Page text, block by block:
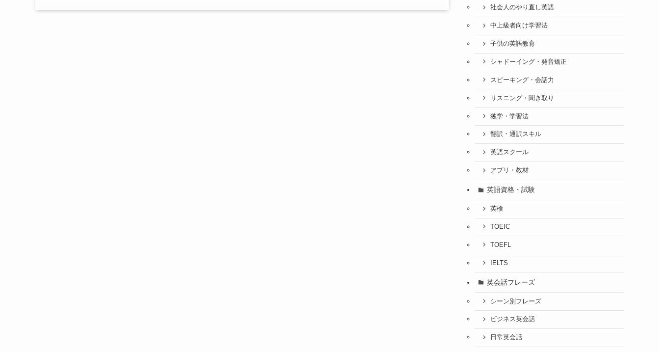
社会人のやり直し英語
中上級者向け学習法
子供の英語教育
シャドーイング・発音矯正
スピーキング・会話力
リスニング・聞き取り
独学・学習法
翻訳・通訳スキル
英語スクール
アプリ・教材
英語資格・試験
英検
TOEIC
TOEFL
IELTS
英会話フレーズ
シーン別フレーズ
ビジネス英会話
日常英会話